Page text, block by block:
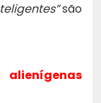
são